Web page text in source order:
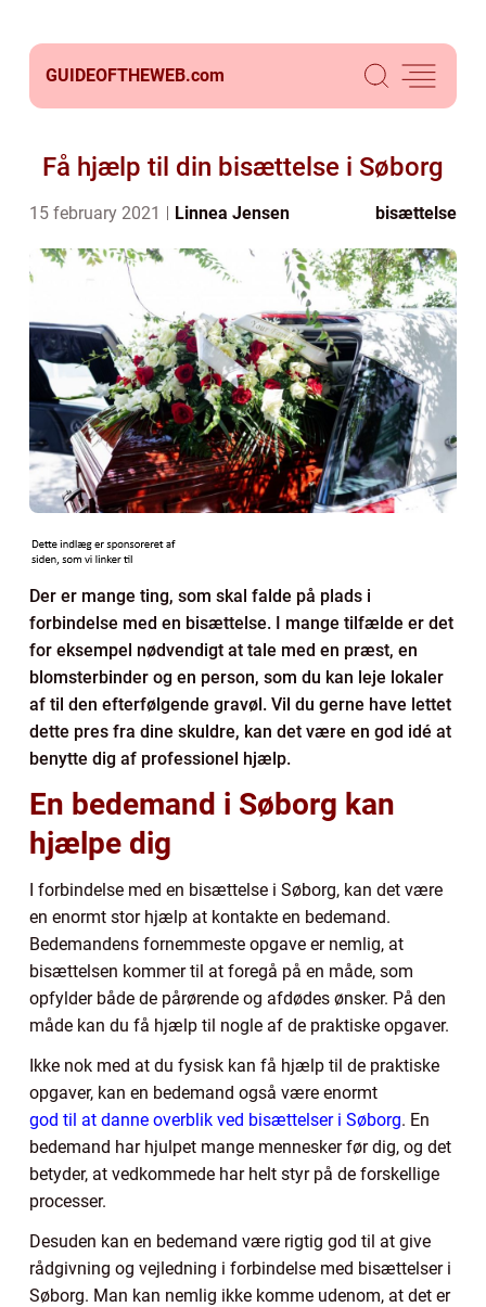
GUIDEOFTHEWEB.com
Få hjælp til din bisættelse i Søborg
15 february 2021 Linnea Jensen bisættelse
Der er mange ting, som skal falde på plads i
forbindelse med en bisættelse. I mange tilfælde er det
for eksempel nødvendigt at tale med en præst, en
blomsterbinder og en person, som du kan leje lokaler
af til den efterfølgende gravøl. Vil du gerne have lettet
dette pres fra dine skuldre, kan det være en god idé at
benytte dig af professionel hjælp.
En bedemand i Søborg kan
hjælpe dig
I forbindelse med en bisættelse i Søborg, kan det være
en enormt stor hjælp at kontakte en bedemand.
Bedemandens fornemmeste opgave er nemlig, at
bisættelsen kommer til at foregå på en måde, som
opfylder både de pårørende og afdødes ønsker. På den
måde kan du få hjælp til nogle af de praktiske opgaver.
Ikke nok med at du fysisk kan få hjælp til de praktiske
opgaver, kan en bedemand også være enormt
god til at danne overblik ved bisættelser i Søborg. En
bedemand har hjulpet mange mennesker før dig, og det
betyder, at vedkommede har helt styr på de forskellige
processer.
Desuden kan en bedemand være rigtig god til at give
rådgivning og vejledning i forbindelse med bisættelser i
Søborg. Man kan nemlig ikke komme udenom, at det er